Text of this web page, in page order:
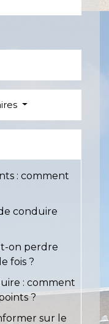
: comment
conduire
on perdre
fois ?
: comment
?
sur le